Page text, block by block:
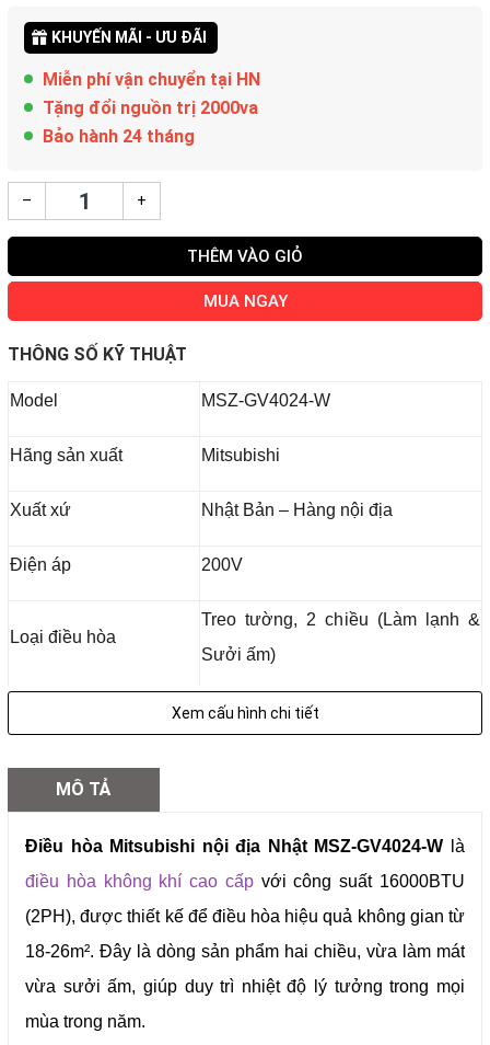
KHUYẾN MÃI - ƯU ĐÃI
Miễn phí vận chuyển tại HN
Tặng đổi nguồn trị 2000va
Bảo hành 24 tháng
– +
THÊM VÀO GIỎ
MUA NGAY
THÔNG SỐ KỸ THUẬT
Model MSZ-GV4024-W
Hãng sản xuất Mitsubishi
Xuất xứ Nhật Bản – Hàng nội địa
Điện áp 200V
Loại điều hòa
Treo tường, 2 chiều (Làm lạnh &
Sưởi ấm)
4.0 kW (16.000 BTU)
Công suất sưởi ấm
Công suất tiêu thụ điện
Sưởi ấm: 1480W
Gas sử dụng
R32 – Thân thiện môi trường, làm
lạnh nhanh
Diện tích làm lạnh phù
hợp
Xem cấu hình chi tiết
MÔ TẢ
Điều hòa Mitsubishi nội địa Nhật MSZ-GV4024-W là
điều hòa không khí cao cấpvới công suất 16000BTU
(2PH), được thiết kế để điều hòa hiệu quả không gian từ
18-26m². Đây là dòng sản phẩm hai chiều, vừa làm mát
vừa sưởi ấm, giúp duy trì nhiệt độ lý tưởng trong mọi
mùa trong năm.